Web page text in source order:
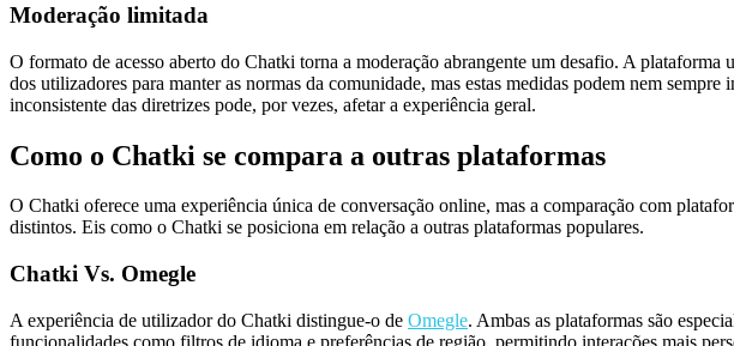
Moderação limitada
O formato de acesso aberto do Chatki torna a moderação abrangente um desafio. A plataforma
dos utilizadores para manter as normas da comunidade, mas estas medidas podem nem
inconsistente das diretrizes pode, por vezes, afetar a experiência geral.
Como o Chatki se compara a outras plataformas
O Chatki oferece uma experiência única de conversação online, mas a comparação com
distintos. Eis como o Chatki se posiciona em relação a outras plataformas populares.
Chatki Vs. Omegle
A experiência de utilizador do Chatki distingue-o de Omegle. Ambas as plataformas são
funcionalidades como filtros de idioma e preferências de região, permitindo interações mais